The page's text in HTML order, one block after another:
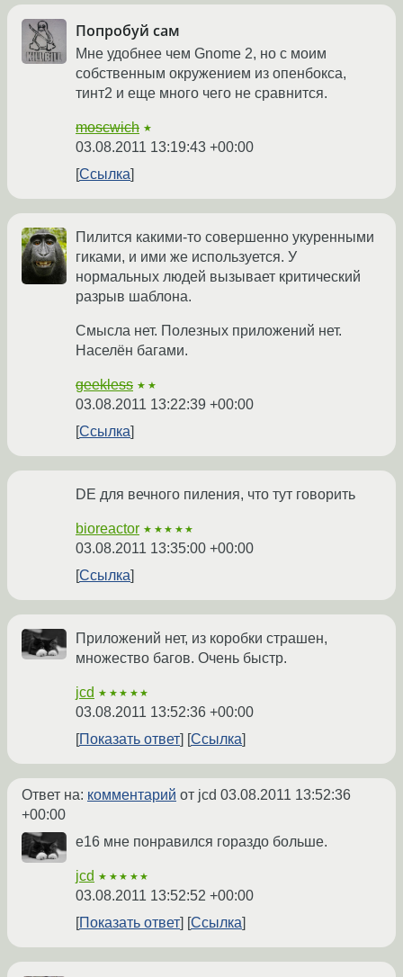
Попробуй сам
Мне удобнее чем Gnome 2, но с моим
собственным окружением из опенбокса,
тинт2 и еще много чего не сравнится.
moscwich ★
03.08.2011 13:19:43 +00:00
Ссылка
Пилится какими-то совершенно укуренными
гиками, и ими же используется. У
нормальных людей вызывает критический
разрыв шаблона.
Смысла нет. Полезных приложений нет.
Населён багами.
geekless ★★
03.08.2011 13:22:39 +00:00
Ссылка
DE для вечного пиления, что тут говорить
bioreactor ★★★★★
03.08.2011 13:35:00 +00:00
Ссылка
Приложений нет, из коробки страшен,
множество багов. Очень быстр.
jcd ★★★★★
03.08.2011 13:52:36 +00:00
Показать ответ
Ссылка
Ответ на: комментарий от jcd 03.08.2011 13:52:36
+00:00
е16 мне понравился гораздо больше.
jcd ★★★★★
03.08.2011 13:52:52 +00:00
Показать ответ
Ссылка